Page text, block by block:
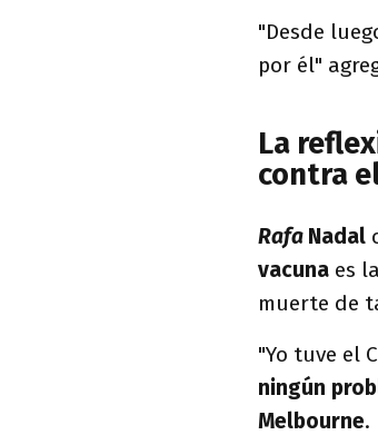
"Desde
por él"
La
contra
Rafa Nadal
vacuna es
muerte de
"Yo tuve el
ningún
Melbourne.